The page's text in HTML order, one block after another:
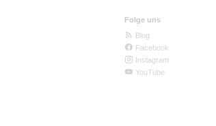
Folge uns
Blog
Facebook
Instagram
YouTube